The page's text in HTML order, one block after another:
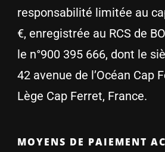
responsabilité limitée au
€, enregistrée au RCS de
le n°900 395 666, dont le
42 avenue de l’Océan Cap
Lège Cap Ferret, France.
MOYENS DE PAIEMENT